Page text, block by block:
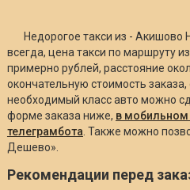
Недорогое такси из - Акишово
всегда, цена такси по маршруту
примерно рублей, расстояние
окончательную стоимость
необходимый класс авто можно
форме заказа ниже, в
телеграмбота. Также можно
Дешево».
Рекомендации перед